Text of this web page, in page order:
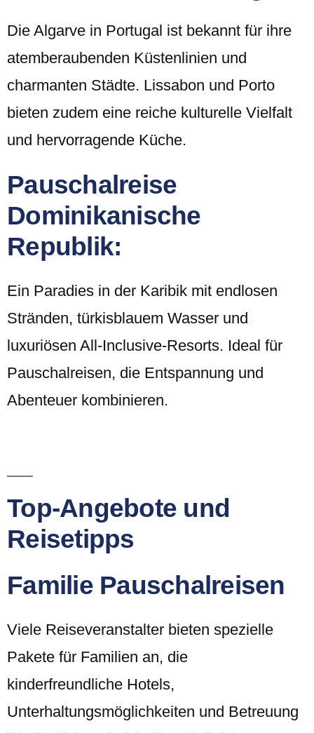
Die Algarve in Portugal ist bekannt für ihre
atemberaubenden Küstenlinien und
charmanten Städte. Lissabon und Porto
bieten zudem eine reiche kulturelle Vielfalt
und hervorragende Küche.
Pauschalreise
Dominikanische
Republik:
Ein Paradies in der Karibik mit endlosen
Stränden, türkisblauem Wasser und
luxuriösen All-Inclusive-Resorts. Ideal für
Pauschalreisen, die Entspannung und
Abenteuer kombinieren.
Top-Angebote und
Reisetipps
Familie Pauschalreisen
Viele Reiseveranstalter bieten spezielle
Pakete für Familien an, die
kinderfreundliche Hotels,
Unterhaltungsmöglichkeiten und Betreuung